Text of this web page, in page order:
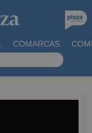
COMARCAS